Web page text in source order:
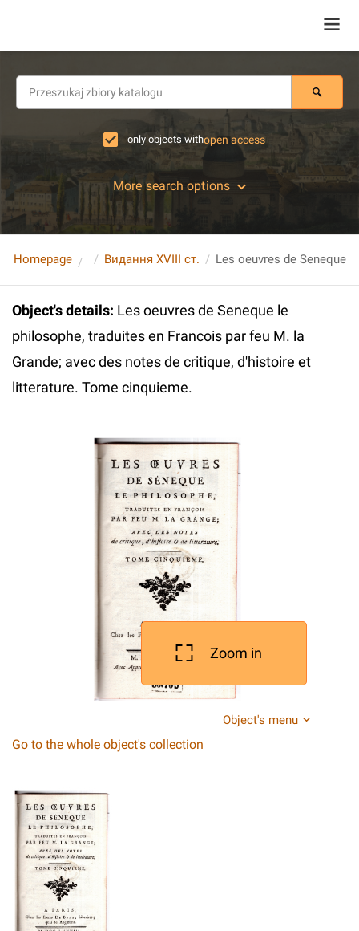
only objects withopen access
More search options
Homepage Видання XVIII ст.
Object's details: Les oeuvres de Seneque le
philosophe, traduites en Francois par feu M. la
Grande; avec des notes de critique, d'histoire et
litterature. Tome cinquieme.
Zoom in
Object's menu
Go to the whole object's collection